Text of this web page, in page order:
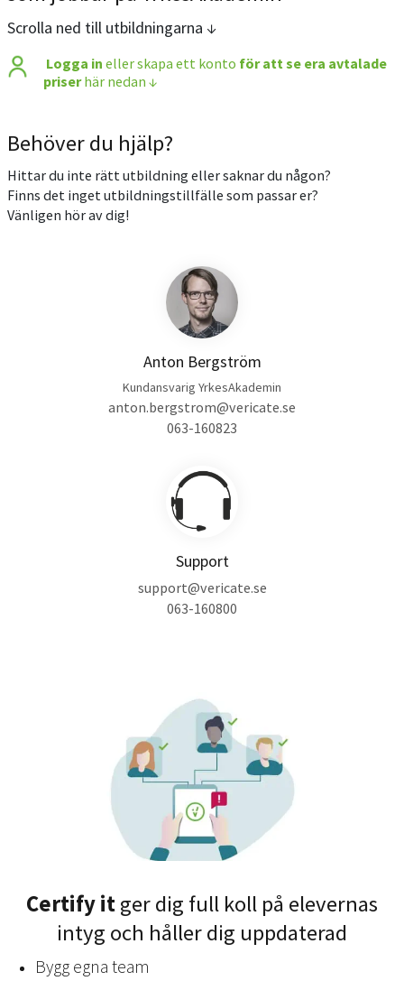
Scrolla ned till utbildningarna ↓
Logga in eller skapa ett konto för att se era avtalade
priserhär nedan ↓
Behöver du hjälp?
Hittar du inte rätt utbildning eller saknar du någon?
Finns det inget utbildningstillfälle som passar er?
Vänligen hör av dig!
Anton Bergström
Kundansvarig YrkesAkademin
anton.bergstrom@vericate.se
063-160823
Support
support@vericate.se
063-160800
Certify itger dig full koll på elevernas
intyg och håller dig uppdaterad
Bygg egna team